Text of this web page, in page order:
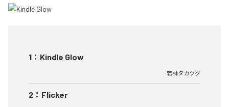
1 ： Kindle Glow
若林タカツグ
2 ： Flicker